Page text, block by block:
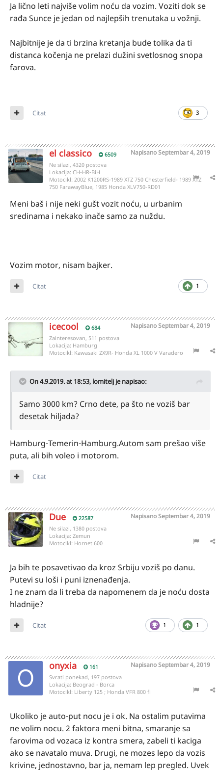
Ja lično leti najviše volim noću da vozim. Voziti dok se
rađa Sunce je jedan od najlepših trenutaka u vožnji.
Najbitnije je da ti brzina kretanja bude tolika da ti
distanca kočenja ne prelazi dužini svetlosnog snopa
farova.
3
Citat
el classico 6509 NapisanoSeptembar 4, 2019
Ne silazi, 4320 postova
Lokacija: CH-HR-BiH
Motocikl: 2002 K1200RS-1989 XTZ 750 Chesterfield- 1989 XTZ
750 FarawayBlue, 1985 Honda XLV750-RD01
Meni baš i nije neki gušt vozit noću, u urbanim
sredinama i nekako inače samo za nuždu.
Vozim motor, nisam bajker.
1
Citat
icecool 684 NapisanoSeptembar 4, 2019
Zainteresovan, 511 postova
Lokacija: Hamburg
Motocikl: Kawasaki ZX9R- Honda XL 1000 V Varadero
On 4.9.2019. at 18:53, lomitelj je napisao:
Samo 3000 km? Crno dete, pa što ne voziš bar
desetak hiljada?
Hamburg-Temerin-Hamburg.Autom sam prešao više
puta, ali bih voleo i motorom.
Citat
Due 22587 NapisanoSeptembar 4, 2019
Ne silazi, 1380 postova
Lokacija: Zemun
Motocikl: Hornet 600
Ja bih te posavetivao da kroz Srbiju voziš po danu.
Putevi su loši i puni iznenađenja.
I ne znam da li treba da napomenem da je noću dosta
hladnije?
1 1
Citat
onyxia 161 NapisanoSeptembar 4, 2019
Svrati ponekad, 197 postova
Lokacija: Beograd - Borca
Motocikl: Liberty 125 ; Honda VFR 800 fi
Ukoliko je auto-put nocu je i ok. Na ostalim putavima
ne volim nocu. 2 faktora meni bitna, smaranje sa
farovima od vozaca iz kontra smera, zabeli ti kaciga
ako se navatalo muva. Drugi, ne mozes lepo da vozis
krivine, jednostavno, bar ja, nemam lep pregled. Uvek